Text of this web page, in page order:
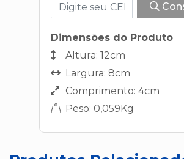
Dimensões do Produto
Altura: 12cm
Largura: 8cm
Comprimento: 4cm
Peso: 0,059Kg